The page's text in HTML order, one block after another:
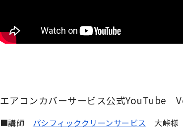
エアコンカバーサービス公式YouTube
■講師 パシフィッククリーンサービス 大峠様